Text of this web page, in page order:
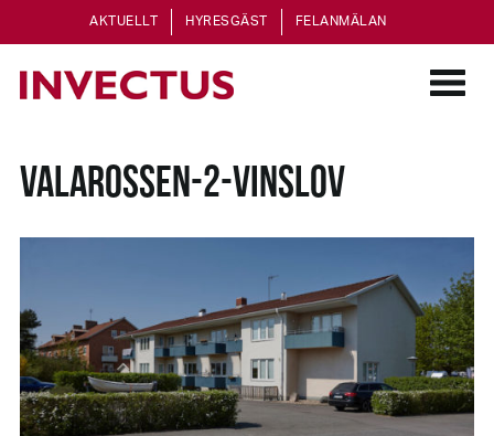
AKTUELLT HYRESGÄST FELANMÄLAN
VALAROSSEN-2-VINSLOV